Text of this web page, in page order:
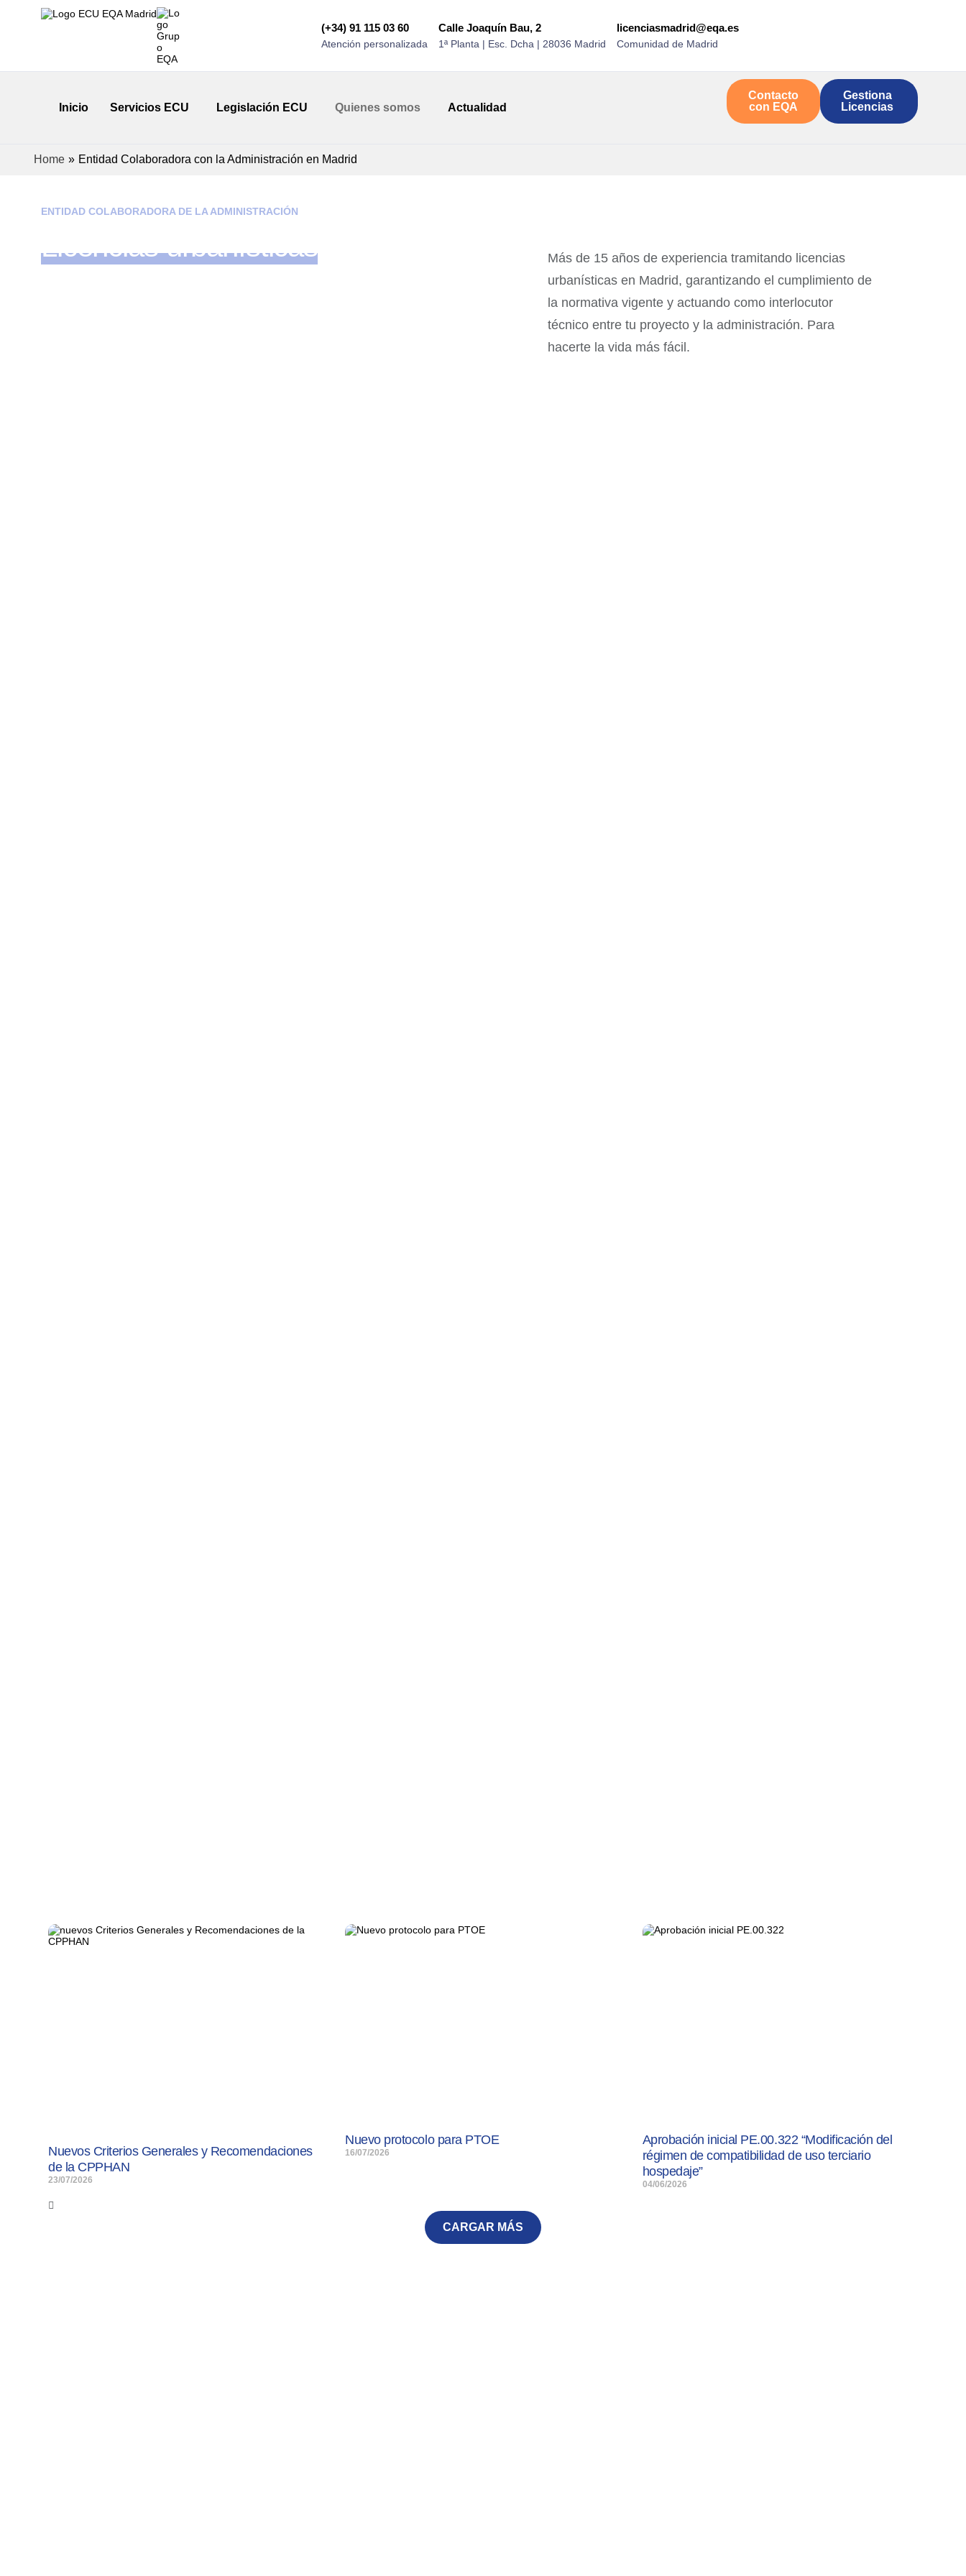
(+34) 91 115 03 60
Atención personalizada
Calle Joaquín Bau, 2
1ª Planta | Esc. Dcha | 28036 Madrid
licenciasmadrid@eqa.es
Comunidad de Madrid
Inicio Servicios ECU Legislación ECU Quienes somos Actualidad
Contacto
con EQA
Gestiona
Licencias
Home » Entidad Colaboradora con la Administración en Madrid
ENTIDAD COLABORADORA DE LA ADMINISTRACIÓN
Licencias urbanísticas
Más de 15 años de experiencia tramitando licencias
urbanísticas en Madrid, garantizando el cumplimiento de
la normativa vigente y actuando como interlocutor
técnico entre tu proyecto y la administración. Para
hacerte la vida más fácil.
Nuevos Criterios Generales y Recomendaciones
de la CPPHAN
23/07/2026
Nuevo protocolo para PTOE
16/07/2026
Aprobación inicial PE.00.322 “Modificación del
régimen de compatibilidad de uso terciario
hospedaje”
04/06/2026
CARGAR MÁS